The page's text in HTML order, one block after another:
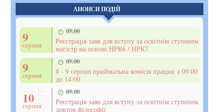
АНОНСИ ПОДІЙ
9
серпня
09:00
Реєстрація заяв для вступу за освітнім ступенем
магістр на основі НРК6 / НРК7
9
серпня
09:00
8 - 9 серпня приймальна комісія працює з 09:00
до 14:00
10
серпня
09:00
Реєстрація заяв для вступу за освітнім ступенем
доктор філософії